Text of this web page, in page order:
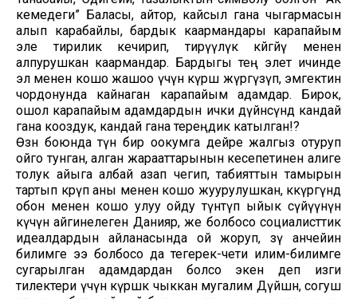
кемедеги” Баласы, айтор, кайсыл гана чыгармасын
алып карабайлы, бардык каармандары карапайым
эле тирилик кечирип, тирүүлүк көйгөйү менен
алпурушкан каармандар. Бардыгы тең элет ичинде
эл менен кошо жашоо үчүн күрөш жүргүзүп, эмгектин
чордонунда кайнаган карапайым адамдар. Бирок,
ошол карапайым адамдардын ички дүйнөсүндө кандай
гана кооздук, кандай гана тереңдик катылган!?
Өзөн боюнда түн бир оокумга дейре жалгыз отуруп
ойго тунган, алган жарааттарынын кесепетинен алиге
толук айыга албай азап чегип, табияттын тамырын
тартып көрүп аны менен кошо жуурулушкан, көкүрөгүндө
обон менен кошо улуу ойду түнөтүп ыйык сүйүүнүн
күчүн айгинелеген Данияр, же болбосо социалисттик
идеалдардын айланасында ой жоруп, өзү анчейин
билимге ээ болбосо да тегерек-чети илим-билимге
сугарылган адамдардан болсо экен деп изги
тилектери үчүн күрөшкө чыккан мугалим Дүйшөн, согуш